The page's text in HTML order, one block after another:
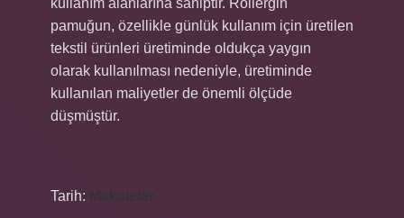
kullanım alanlarına sahiptir. Rollergin
pamuğun, özellikle günlük kullanım için üretilen
tekstil ürünleri üretiminde oldukça yaygın
olarak kullanılması nedeniyle, üretiminde
kullanılan maliyetler de önemli ölçüde
düşmüştür.
Tarih: Makaleler